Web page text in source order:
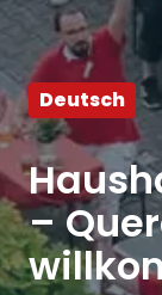
Deutsch
–